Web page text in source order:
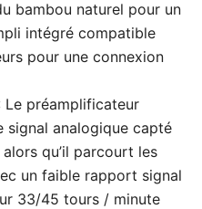
bambou naturel pour un
intégré compatible
pour une connexion
Le préamplificateur
signal analogique capté
qu’il parcourt les
un faible rapport signal
33/45 tours / minute